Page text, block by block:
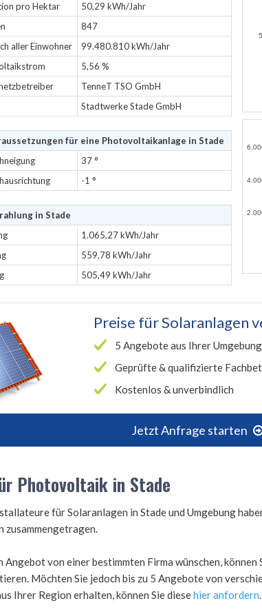
pro Hektar
50,29 kWh/Jahr
847
aller Einwohner
99.480.810 kWh/Jahr
5,56 %
TenneT TSO GmbH
Stadtwerke Stade GmbH
für eine Photovoltaikanlage in Stade
37 °
-1 °
in Stade
1.065,27 kWh/Jahr
559,78 kWh/Jahr
505,49 kWh/Jahr
Preise fürSolaranlagen
5 Angebote aus Ihrer Umgebung
Geprüfte & qualifizierte
Kostenlos & unverbindlich
Jetzt Anfrage starten
Photovoltaik in Stade
für Solaranlagen in Stade und Umgebung
zusammengetragen.
Angebot von einer bestimmten Firma wünschen, können
Möchten Sie jedoch bis zu 5 Angebote von
Ihrer Region erhalten, können Sie diesehier anfordern.